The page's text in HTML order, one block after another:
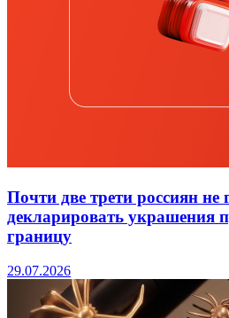
Почти две трети россиян не
декларировать украшения
границу
29.07.2026